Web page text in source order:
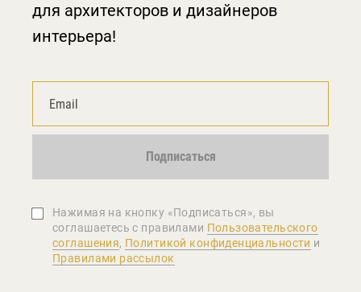
для архитекторов и дизайнеров
интерьера!
Подписаться
Нажимая на кнопку «Подписаться», вы
соглашаетеcь с правилами Пользовательского
соглашения, Политикой конфиденциальности и
Правилами рассылок